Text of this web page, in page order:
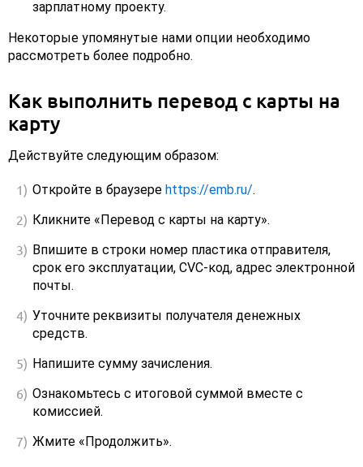
зарплатному проекту.
Некоторые упомянутые нами опции необходимо
рассмотреть более подробно.
Как выполнить перевод с карты на
карту
Действуйте следующим образом:
Откройте в браузере https://emb.ru/.
Кликните «Перевод с карты на карту».
Впишите в строки номер пластика отправителя,
срок его эксплуатации, CVC-код, адрес электронной
почты.
Уточните реквизиты получателя денежных
средств.
Напишите сумму зачисления.
Ознакомьтесь с итоговой суммой вместе с
комиссией.
Жмите «Продолжить».